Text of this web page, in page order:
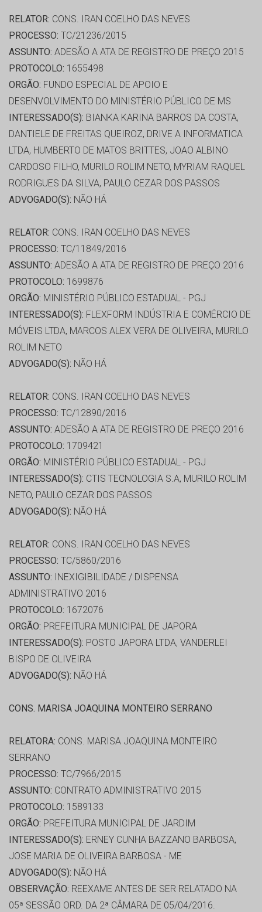
RELATOR: CONS. IRAN COELHO DAS NEVES
PROCESSO: TC/21236/2015
ASSUNTO: ADESÃO A ATA DE REGISTRO DE PREÇO 2015
PROTOCOLO: 1655498
ORGÃO: FUNDO ESPECIAL DE APOIO E
DESENVOLVIMENTO DO MINISTÉRIO PÚBLICO DE MS
INTERESSADO(S): BIANKA KARINA BARROS DA COSTA,
DANTIELE DE FREITAS QUEIROZ, DRIVE A INFORMATICA
LTDA, HUMBERTO DE MATOS BRITTES, JOAO ALBINO
CARDOSO FILHO, MURILO ROLIM NETO, MYRIAM RAQUEL
RODRIGUES DA SILVA, PAULO CEZAR DOS PASSOS
ADVOGADO(S): NÃO HÁ
RELATOR: CONS. IRAN COELHO DAS NEVES
PROCESSO: TC/11849/2016
ASSUNTO: ADESÃO A ATA DE REGISTRO DE PREÇO 2016
PROTOCOLO: 1699876
ORGÃO: MINISTÉRIO PÚBLICO ESTADUAL - PGJ
INTERESSADO(S): FLEXFORM INDÚSTRIA E COMÉRCIO DE
MÓVEIS LTDA, MARCOS ALEX VERA DE OLIVEIRA, MURILO
ROLIM NETO
ADVOGADO(S): NÃO HÁ
RELATOR: CONS. IRAN COELHO DAS NEVES
PROCESSO: TC/12890/2016
ASSUNTO: ADESÃO A ATA DE REGISTRO DE PREÇO 2016
PROTOCOLO: 1709421
ORGÃO: MINISTÉRIO PÚBLICO ESTADUAL - PGJ
INTERESSADO(S): CTIS TECNOLOGIA S.A, MURILO ROLIM
NETO, PAULO CEZAR DOS PASSOS
ADVOGADO(S): NÃO HÁ
RELATOR: CONS. IRAN COELHO DAS NEVES
PROCESSO: TC/5860/2016
ASSUNTO: INEXIGIBILIDADE / DISPENSA
ADMINISTRATIVO 2016
PROTOCOLO: 1672076
ORGÃO: PREFEITURA MUNICIPAL DE JAPORA
INTERESSADO(S): POSTO JAPORA LTDA, VANDERLEI
BISPO DE OLIVEIRA
ADVOGADO(S): NÃO HÁ
CONS. MARISA JOAQUINA MONTEIRO SERRANO
RELATORA: CONS. MARISA JOAQUINA MONTEIRO
SERRANO
PROCESSO: TC/7966/2015
ASSUNTO: CONTRATO ADMINISTRATIVO 2015
PROTOCOLO: 1589133
ORGÃO: PREFEITURA MUNICIPAL DE JARDIM
INTERESSADO(S): ERNEY CUNHA BAZZANO BARBOSA,
JOSE MARIA DE OLIVEIRA BARBOSA - ME
ADVOGADO(S): NÃO HÁ
OBSERVAÇÃO: REEXAME ANTES DE SER RELATADO NA
05ª SESSÃO ORD. DA 2ª CÂMARA DE 05/04/2016.